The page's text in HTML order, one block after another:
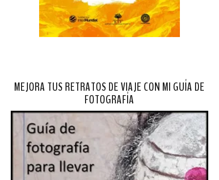
MEJORA TUS RETRATOS DE VIAJE CON MI GUÍA DE
FOTOGRAFÍA